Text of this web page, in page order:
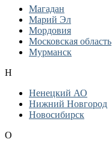
Магадан
Марий Эл
Мордовия
Московская область
Мурманск
Н
Ненецкий АО
Нижний Новгород
Новосибирск
О